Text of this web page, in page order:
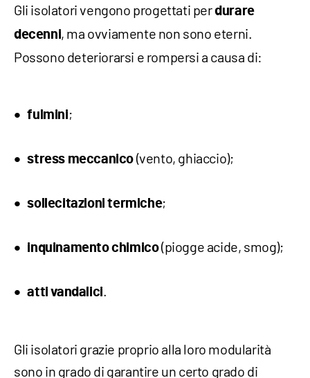
Gli isolatori vengono progettati perdurare
decenni, ma ovviamente non sono eterni.
Possono deteriorarsi e rompersi a causa di:
fulmini;
stress meccanico(vento, ghiaccio);
sollecitazioni termiche;
inquinamento chimico(piogge acide, smog);
atti vandalici
Gli isolatori grazie proprio alla loro modularità
sono in grado di garantire un certo grado di